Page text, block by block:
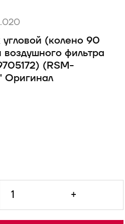
(колено 90
воздушного фильтра
(RSM-
Оригинал
+